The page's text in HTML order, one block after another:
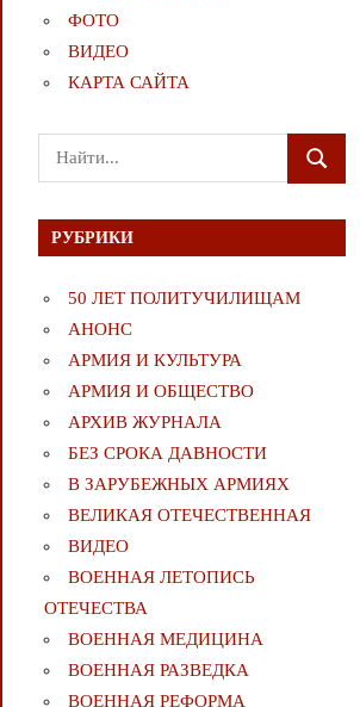
ФОТО
ВИДЕО
КАРТА САЙТА
Поиск
для:
ПОИСК
РУБРИКИ
50 ЛЕТ ПОЛИТУЧИЛИЩАМ
АНОНС
АРМИЯ И КУЛЬТУРА
АРМИЯ И ОБЩЕСТВО
АРХИВ ЖУРНАЛА
БЕЗ СРОКА ДАВНОСТИ
В ЗАРУБЕЖНЫХ АРМИЯХ
ВЕЛИКАЯ ОТЕЧЕСТВЕННАЯ
ВИДЕО
ВОЕННАЯ ЛЕТОПИСЬ
ОТЕЧЕСТВА
ВОЕННАЯ МЕДИЦИНА
ВОЕННАЯ РАЗВЕДКА
ВОЕННАЯ РЕФОРМА